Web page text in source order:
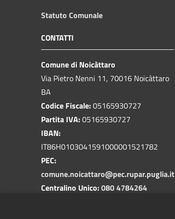
Statuto Comunale
CONTATTI
Comune di Noicàttaro
Via Pietro Nenni 11, 70016 Noicàttaro
BA
Codice Fiscale:05165930727
Partita IVA:05165930727
IBAN:
IT86H0103041591000001521782
PEC:
comune.noicattaro@pec.rupar.puglia.it
Centralino Unico:080 4784264